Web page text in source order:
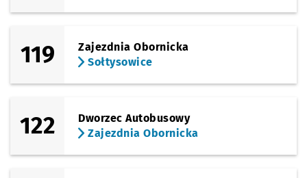
119
Zajezdnia Obornicka
Sołtysowice
122
Dworzec Autobusowy
Zajezdnia Obornicka